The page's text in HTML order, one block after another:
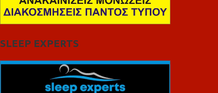
SLEEP EXPERTS